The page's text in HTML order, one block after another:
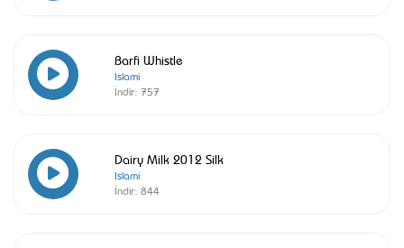
Barfi Whistle
Islami
İndir: 757
Dairy Milk 2012 Silk
Islami
İndir: 844